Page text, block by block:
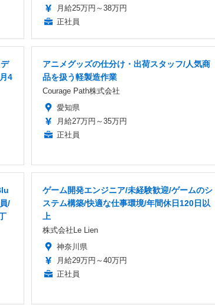
月給25万円～38万円
正社員
4
アニメグッズの仕分け・出荷スタッフ/人気商
品を扱う軽製造作業
Courage Path株式会社
愛知県
月給27万円～35万円
正社員
/
ゲーム開発エンジニア/未経験歓迎/ゲームのシ
ステム構築/快適な仕事環境/年間休日120日以
上
株式会社Le Lien
神奈川県
月給29万円～40万円
正社員